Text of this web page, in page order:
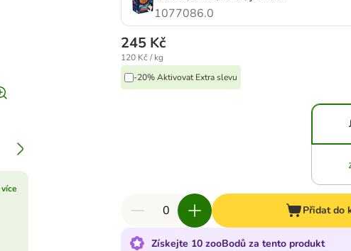
1077086.0
245 Kč
120 Kč / kg
-20% Aktivovat Extra slevu
Přidat do
Získejte 10 zooBodů za tento produkt